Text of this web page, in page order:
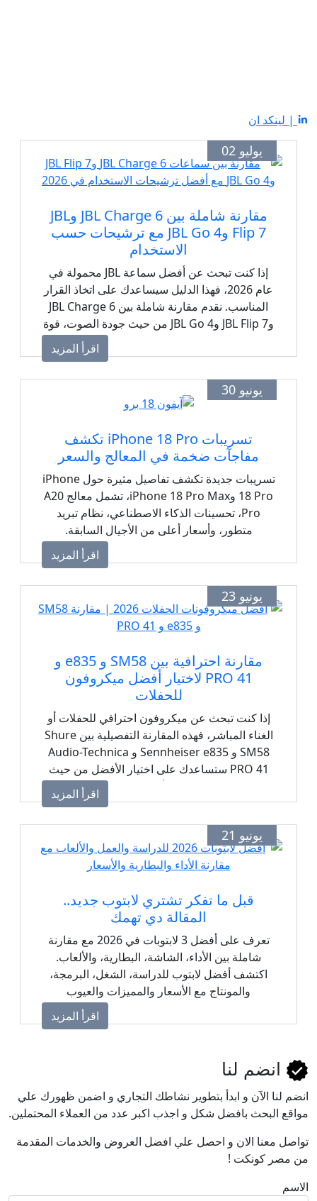
| لينكد ان
يوليو 02
مقارنة شاملة بين JBL Charge 6 وJBL
Flip 7 وJBL Go 4 مع ترشيحات حسب
الاستخدام
إذا كنت تبحث عن أفضل سماعة JBL محمولة في
عام 2026، فهذا الدليل سيساعدك على اتخاذ القرار
المناسب. نقدم مقارنة شاملة بين JBL Charge 6
وJBL Flip 7 وJBL Go 4 من حيث جودة الصوت، قوة
الجهير، عمر البطارية، مقاومة الماء والغبار، سهولة
الحمل، أحدث تقنيات الاتصال، والأسعار، مع
المنزل، أو الشاطئ، أو الرياضة، أو الاستخدام
اليومي.
اقرأ المزيد
يونيو 30
تسريبات iPhone 18 Pro تكشف
مفاجآت ضخمة في المعالج والسعر
تسريبات جديدة تكشف تفاصيل مثيرة حول iPhone
18 Pro وiPhone 18 Pro Max، تشمل معالج A20
Pro، تحسينات الذكاء الاصطناعي، نظام تبريد
متطور، وأسعار أعلى من الأجيال السابقة.
اقرأ المزيد
يونيو 23
مقارنة احترافية بين SM58 و e835 و
PRO 41 لاختيار أفضل ميكروفون
للحفلات
إذا كنت تبحث عن ميكروفون احترافي للحفلات أو
الغناء المباشر، فهذه المقارنة التفصيلية بين Shure
SM58 و Sennheiser e835 و Audio-Technica
PRO 41 ستساعدك على اختيار الأفضل من حيث
جودة الصوت، التحمل، الأداء على المسرح، ومقاومة
الضوضاء.
اقرأ المزيد
يونيو 21
قبل ما تفكر تشتري لابتوب جديد..
المقالة دي تهمك
تعرف على أفضل 3 لابتوبات في 2026 مع مقارنة
شاملة بين الأداء، الشاشة، البطارية، والألعاب.
اكتشف أفضل لابتوب للدراسة، الشغل، البرمجة،
والمونتاج مع الأسعار والمميزات والعيوب
لمساعدتك في اختيار الجهاز المناسب.اقرأ المزيد
انضم لنا
انضم لنا اﻵن و ابدأ بتطوير نشاطك التجاري و اضمن ظهورك علي
مواقع البحث بافضل شكل و اجذب اكبر عدد من العملاء المحتملين.
تواصل معنا الان و احصل علي افضل العروض والخدمات المقدمة
من مصر كونكت !
الاسم